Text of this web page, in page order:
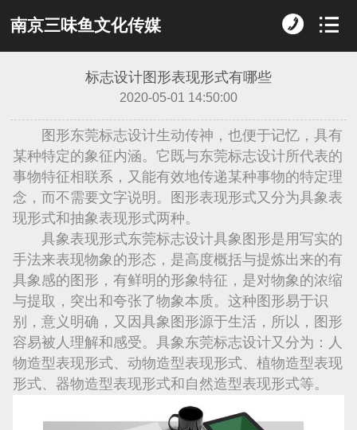
南京三味鱼文化传媒
标志设计图形表现形式有哪些
2020-05-01 14:50:00
图形东莞标志设计生动传神，也便于记忆，具有
某种特定的象征内涵。它既与东莞标志设计所代表的
事物特征相联系，又能有效地传递某种事物的特定理
念，而不需要文字说明。图形表现形式又分为具象表
现形式和抽象表现形式两种。
具象表现形式东莞标志设计具象图形是用写实的
手法来表现物象的形态，是高度概括与提炼出来的有
具象感的图形，有鲜明的形象特征，是对物象的浓缩
与提取，突出和夸张了物象本质。这种图形易于识
别，意义明确，又因具象图形源于生活，所以，图形
容易被人理解和感受。具象东莞标志设计又分为：人
物造型表现形式、动物造型表现形式、植物造型表现
形式、器物造型表现形式和自然造型表现形式等。